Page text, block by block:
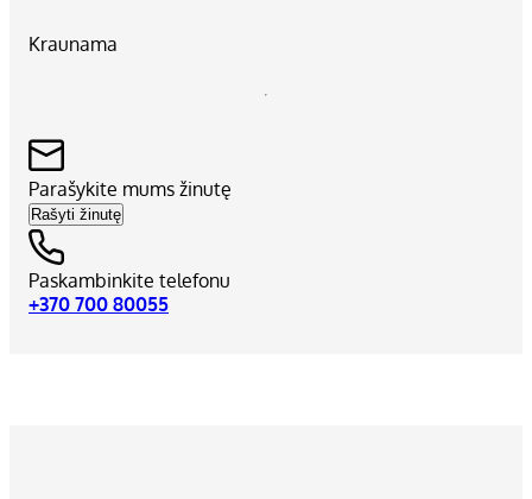
Kraunama
Parašykite mums žinutę
Rašyti žinutę
Paskambinkite telefonu
+370 700 80055